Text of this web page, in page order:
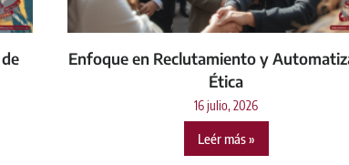
Enfoque en Reclutamiento y
Ética
16 julio, 2026
Leér más »